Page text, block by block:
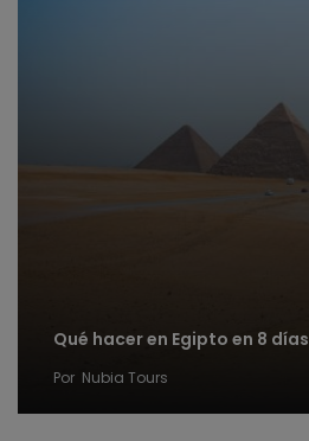
Qué hacer en Egipto en 8 días
Por Nubia Tours